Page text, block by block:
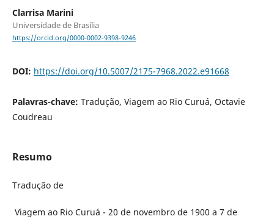
Clarrisa Marini
Universidade de Brasília
https://orcid.org/0000-0002-9398-9246
DOI: https://doi.org/10.5007/2175-7968.2022.e91668
Palavras-chave: Tradução, Viagem ao Rio Curuá, Octavie
Coudreau
Resumo
Tradução de
Viagem ao Rio Curuá - 20 de novembro de 1900 a 7 de